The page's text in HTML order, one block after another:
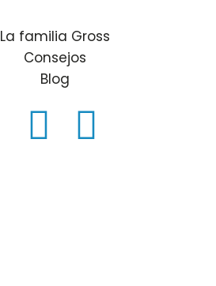
La familia Gross
Consejos
Blog